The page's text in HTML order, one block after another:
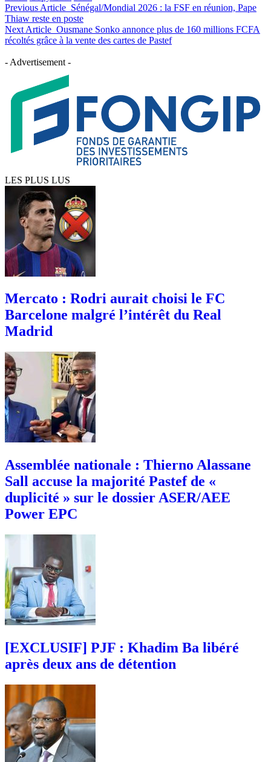
Previous Article Sénégal/Mondial 2026 : la FSF en réunion, Pape
Thiaw reste en poste
Next Article Ousmane Sonko annonce plus de 160 millions FCFA
récoltés grâce à la vente des cartes de Pastef
- Advertisement -
LES PLUS LUS
Mercato : Rodri aurait choisi le FC
Barcelone malgré l’intérêt du Real
Madrid
Assemblée nationale : Thierno Alassane
Sall accuse la majorité Pastef de «
duplicité » sur le dossier ASER/AEE
Power EPC
[EXCLUSIF] PJF : Khadim Ba libéré
après deux ans de détention